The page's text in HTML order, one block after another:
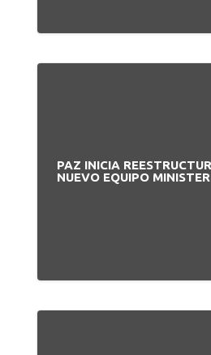
PAZ INICIA
NUEVO EQUIPO